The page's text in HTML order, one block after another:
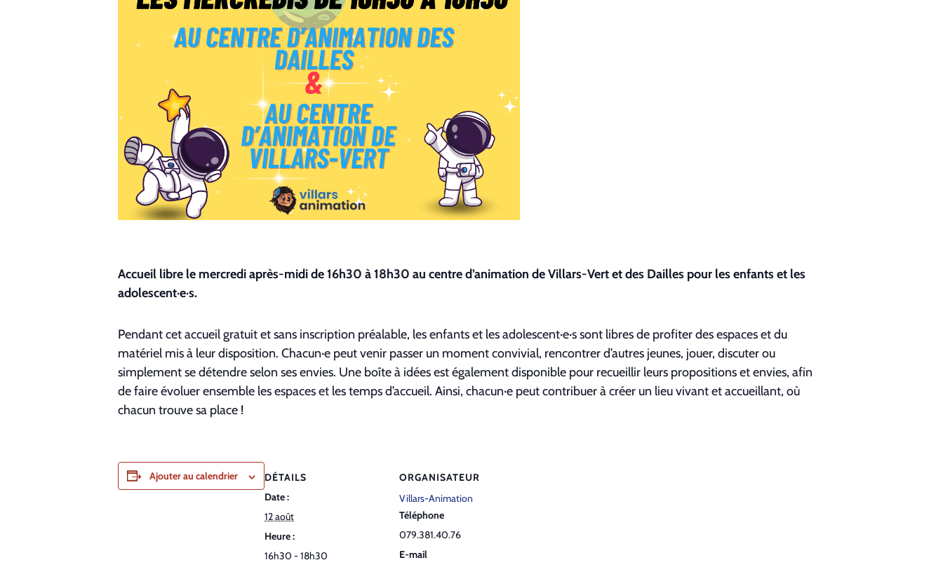
Accueil libre le mercredi après-midi de 16h30 à 18h30 au centre d’animation de Villars-Vert et des Dailles pour les enfants et les
adolescent·e·s.
Pendant cet accueil gratuit et sans inscription préalable, les enfants et les adolescent·e·s sont libres de profiter des espaces et du
matériel mis à leur disposition. Chacun·e peut venir passer un moment convivial, rencontrer d’autres jeunes, jouer, discuter ou
simplement se détendre selon ses envies. Une boîte à idées est également disponible pour recueillir leurs propositions et envies, afin
de faire évoluer ensemble les espaces et les temps d’accueil. Ainsi, chacun·e peut contribuer à créer un lieu vivant et accueillant, où
chacun trouve sa place !
Ajouter au calendrier
DÉTAILS
Date :
12 août
Heure :
16h30 - 18h30
ORGANISATEUR
Villars-Animation
Téléphone
079.381.40.76
E-mail